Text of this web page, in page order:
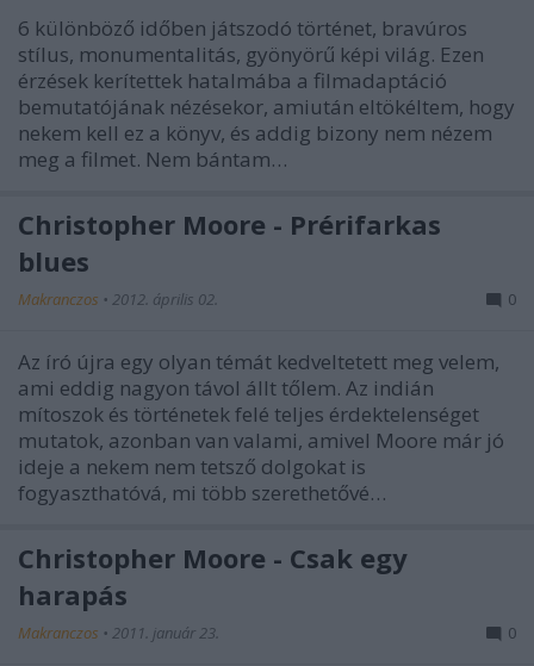
6 különböző időben játszodó történet, bravúros
stílus, monumentalitás, gyönyörű képi világ. Ezen
érzések kerítettek hatalmába a filmadaptáció
bemutatójának nézésekor, amiután eltökéltem, hogy
nekem kell ez a könyv, és addig bizony nem nézem
meg a filmet. Nem bántam…
Christopher Moore - Prérifarkas
blues
Makranczos • 2012. április 02. 0
Az író újra egy olyan témát kedveltetett meg velem,
ami eddig nagyon távol állt tőlem. Az indián
mítoszok és történetek felé teljes érdektelenséget
mutatok, azonban van valami, amivel Moore már jó
ideje a nekem nem tetsző dolgokat is
fogyaszthatóvá, mi több szerethetővé…
Christopher Moore - Csak egy
harapás
Makranczos • 2011. január 23. 0